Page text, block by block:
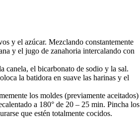
y el azúcar. Mezclando constantemente
y el jugo de zanahoria intercalando con
canela, el bicarbonato de sodio y la sal.
la batidora en suave las harinas y el
los moldes (previamente aceitados)
a 180° de 20 – 25 min. Pincha los
que estén totalmente cocidos.